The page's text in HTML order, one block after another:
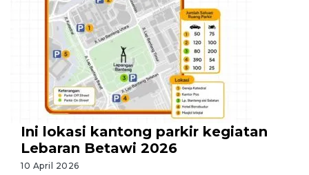
Ini lokasi kantong parkir kegiatan
Lebaran Betawi 2026
10 April 2026